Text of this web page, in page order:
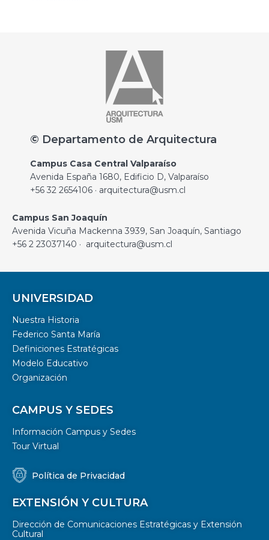
© Departamento de Arquitectura
Campus Casa Central Valparaíso
Avenida España 1680, Edificio D, Valparaíso
+56 32 2654106 · arquitectura@usm.cl
Campus San Joaquín
Avenida Vicuña Mackenna 3939, San Joaquín, Santiago
+56 2 23037140 · arquitectura@usm.cl
UNIVERSIDAD
Nuestra Historia
Federico Santa María
Definiciones Estratégicas
Modelo Educativo
Organización
CAMPUS Y SEDES
Información Campus y Sedes
Tour Virtual
Política de Privacidad
EXTENSIÓN Y CULTURA
Dirección de Comunicaciones Estratégicas y Extensión
Cultural